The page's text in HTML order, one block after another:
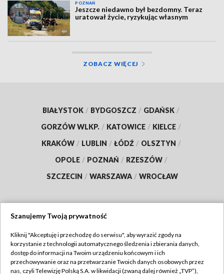
POZNAŃ
Jeszcze niedawno był bezdomny. Teraz
uratował życie, ryzykując własnym
ZOBACZ WIĘCEJ
BIAŁYSTOK / BYDGOSZCZ / GDAŃSK /
GORZÓW WLKP. / KATOWICE / KIELCE /
KRAKÓW / LUBLIN / ŁÓDŹ / OLSZTYN /
OPOLE / POZNAŃ / RZESZÓW /
SZCZECIN / WARSZAWA / WROCŁAW
TVP
Abonament TVP
Regulamin TVP
Szanujemy Twoją prywatność
Kliknij "Akceptuję i przechodzę do serwisu", aby wyrazić zgody na
korzystanie z technologii automatycznego śledzenia i zbierania danych,
dostęp do informacji na Twoim urządzeniu końcowym i ich
przechowywanie oraz na przetwarzanie Twoich danych osobowych przez
nas, czyli Telewizję Polską S.A. w likwidacji (zwaną dalej również „TVP”),